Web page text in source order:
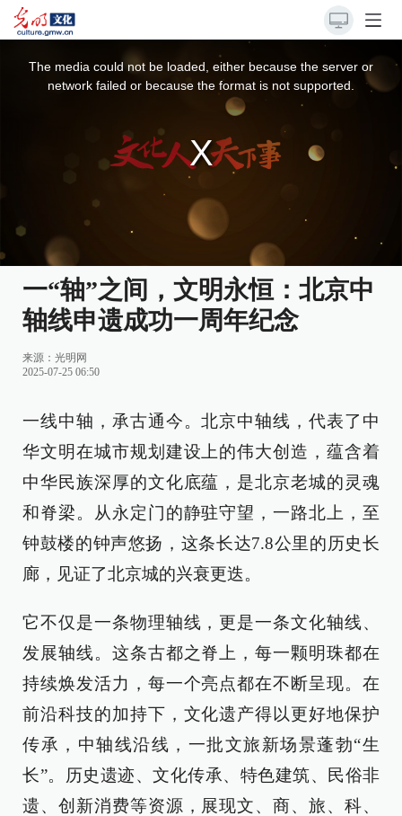
The media could not be loaded, either because the server or
network failed or because the format is not supported.
一“轴”之间，文明永恒：北京中
轴线申遗成功一周年纪念
来源： 光明网
2025-07-25 06:50
一线中轴，承古通今。北京中轴线，代表了中
华文明在城市规划建设上的伟大创造，蕴含着
中华民族深厚的文化底蕴，是北京老城的灵魂
和脊梁。从永定门的静驻守望，一路北上，至
钟鼓楼的钟声悠扬，这条长达7.8公里的历史长
廊，见证了北京城的兴衰更迭。
它不仅是一条物理轴线，更是一条文化轴线、
发展轴线。这条古都之脊上，每一颗明珠都在
持续焕发活力，每一个亮点都在不断呈现。在
前沿科技的加持下，文化遗产得以更好地保护
传承，中轴线沿线，一批文旅新场景蓬勃“生
长”。历史遗迹、文化传承、特色建筑、民俗非
遗、创新消费等资源，展现文、商、旅、科、